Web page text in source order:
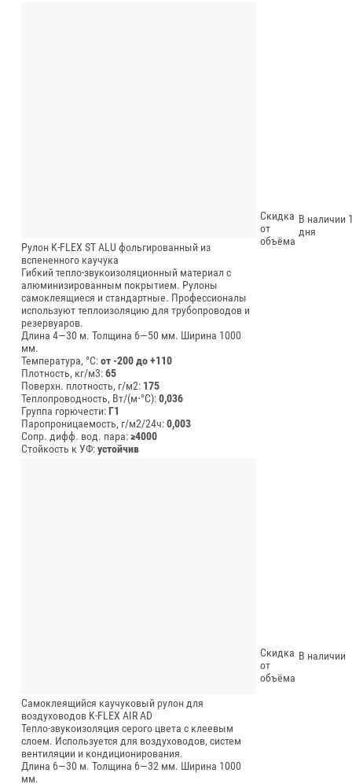
Рулон K-FLEX ST ALU фольгированный из
вспененного каучука
Гибкий тепло-звукоизоляционный материал с
алюминизированным покрытием. Рулоны
самоклеящиеся и стандартные. Профессионалы
используют теплоизоляцию для трубопроводов и
резервуаров.
Длина 4—30 м. Толщина 6—50 мм. Ширина 1000
мм.
Температура, °C:от -200 до +110
Плотность, кг/м3:65
Поверхн. плотность, г/м2: 175
Теплопроводность, Вт/(м⋅°С):0,036
Группа горючести:Г1
Паропроницаемость, г/м2/24ч:0,003
Сопр. дифф. вод. пара:≥4000
Стойкость к УФ:устойчив
Скидка
от
объёма
В наличии
дня
Самоклеящийся каучуковый рулон для
воздуховодов K-FLEX AIR AD
Тепло-звукоизоляция серого цвета с клеевым
слоем. Используется для воздуховодов, систем
вентиляции и кондиционирования.
Длина 6—30 м. Толщина 6—32 мм. Ширина 1000
мм.
Скидка
от
объёма
В наличии